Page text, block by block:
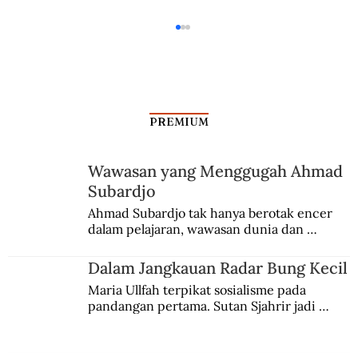
PREMIUM
Wawasan yang Menggugah Ahmad
Subardjo
Ahmad Subardjo tak hanya berotak encer
dalam pelajaran, wawasan dunia dan
Jules Verne, Multatuli, hingga Sun Yat-sen.
Dalam Jangkauan Radar Bung Kecil
Maria Ullfah terpikat sosialisme pada
pandangan pertama. Sutan Sjahrir jadi